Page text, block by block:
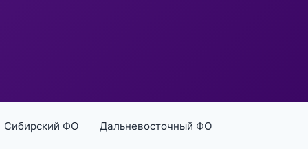
Сибирский ФО Дальневосточный ФО